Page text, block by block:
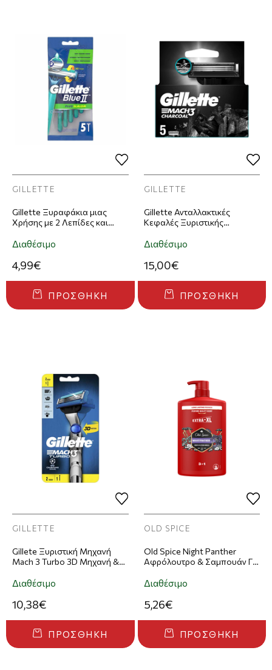
GILLETTE
Gillette Ξυραφάκια μιας
Χρήσης με 2 Λεπίδες και
Slalom Plus 5τμχ
Διαθέσιμο
4,99€
ΠΡΟΣΘΉΚΗ
GILLETTE
Gillette Ανταλλακτικές
Κεφαλές Ξυριστικής
5τμχ
Διαθέσιμο
15,00€
ΠΡΟΣΘΉΚΗ
GILLETTE
Gillete Ξυριστική Μηχανή
Mach 3 Turbo 3D Μηχανή &
Διαθέσιμο
10,38€
ΠΡΟΣΘΉΚΗ
OLD SPICE
Old Spice Night Panther
Αφρόλουτρο & Σαμπουάν Για
Διαθέσιμο
5,26€
ΠΡΟΣΘΉΚΗ